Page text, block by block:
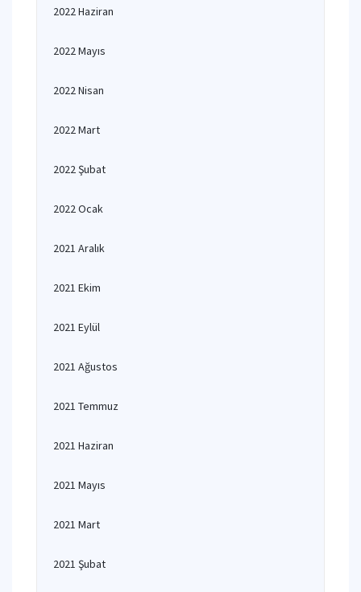
2022 Haziran
2022 Mayıs
2022 Nisan
2022 Mart
2022 Şubat
2022 Ocak
2021 Aralık
2021 Ekim
2021 Eylül
2021 Ağustos
2021 Temmuz
2021 Haziran
2021 Mayıs
2021 Mart
2021 Şubat